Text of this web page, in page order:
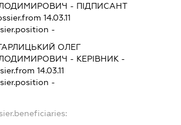
- ПІДПИСАНТ
14.03.11
-
ОЛЕГ
- КЕРІВНИК -
14.03.11
-